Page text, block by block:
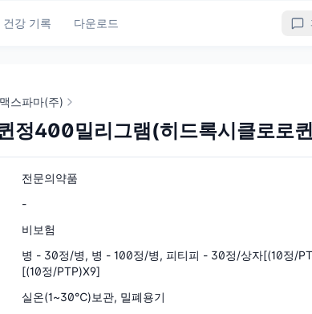
건강 기록 다운로드
스파마(주)
정400밀리그램(히드록시클로로
전문의약품
-
비보험
병 - 30정/병, 병 - 100정/병, 피티피 - 30정/상자[(10정/
[(10정/PTP)X9]
실온(1~30℃)보관, 밀폐용기